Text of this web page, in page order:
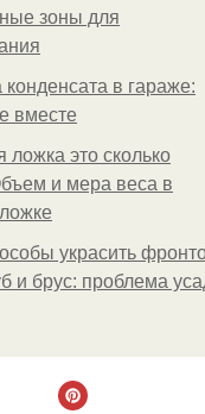
зоны для
в гараже:
вместе
ложка это сколько
и мера веса в
украсить
и брус: проблема